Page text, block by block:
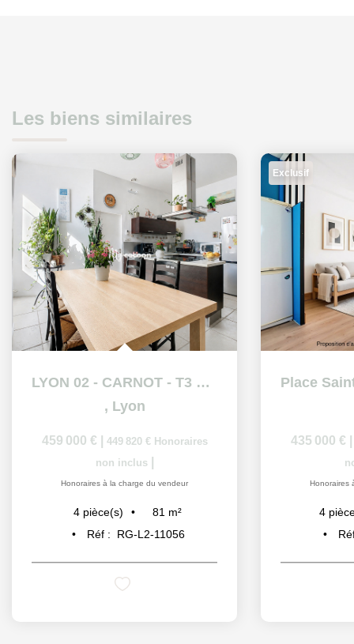
Les biens similaires
LYON 02 - CARNOT - T3 bis - 81.04 m2
, Lyon
459 000 € 449 820 € Honoraires
non inclus
Honoraires à la charge du vendeur
4 pièce(s) 81 m²
Réf :
RG-L2-11056
Exclusif
435 000 €
Honoraires
4